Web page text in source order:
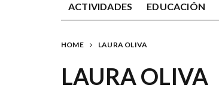
ACTIVIDADES EDUCACIÓN
HOME LAURA OLIVA
LAURA OLIVA